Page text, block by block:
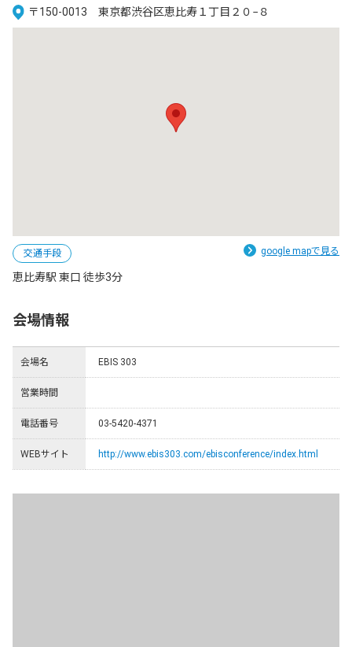
〒150-0013 東京都渋谷区恵比寿１丁目２０−８
google mapで見る
交通手段
恵比寿駅 東口 徒歩3分
会場情報
会場名 EBIS 303
営業時間
電話番号 03-5420-4371
WEBサイト http://www.ebis303.com/ebisconference/index.html